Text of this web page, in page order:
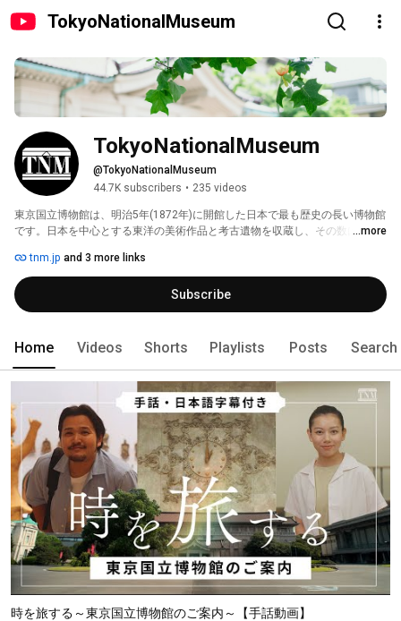
TokyoNationalMuseum
TokyoNationalMuseum
@TokyoNationalMuseum
44.7K subscribers • 235 videos
東京国立博物館は、明治5年(1872年)に開館した日本で最も歴史の長い博物館
です。日本を中心とする東洋の美術作品と考古遺物を収蔵し、その数は12万
ミュージアムショップがあります。また、屋外展示や緑豊かな庭園があり、
季節ごとの彩りをお楽しみいただけます。
...more
tnm.jp and 3 more links
Subscribe
Home Videos Shorts Playlists Posts Search
時を旅する～東京国立博物館のご案内～【手話動画】